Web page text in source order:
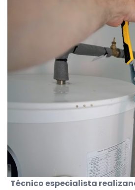
Técnico especialista